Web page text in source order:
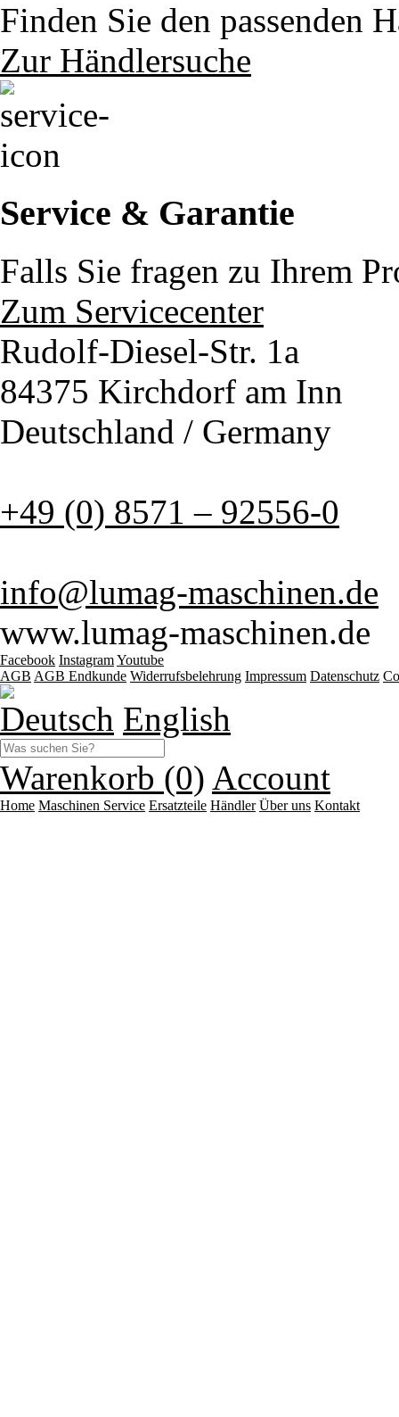
Finden Sie den passenden
Zur Händlersuche
Service & Garantie
Falls Sie fragen zu Ihrem
Zum Servicecenter
Rudolf-Diesel-Str. 1a
84375 Kirchdorf am Inn
Deutschland / Germany
+49 (0) 8571 – 92556-0
info@lumag-maschinen.de
www.lumag-maschinen.de
Facebook InstagramYoutube
AGB AGB Endkunde Widerrufsbelehrung Impressum Datenschutz
Deutsch English
Warenkorb (0) Account
Home Maschinen Service Ersatzteile Händler Über uns Kontakt